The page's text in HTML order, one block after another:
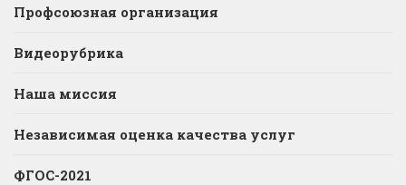
Профсоюзная организация
Видеорубрика
Наша миссия
Независимая оценка качества услуг
ФГОС-2021